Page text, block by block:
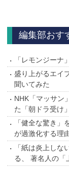
編集部おす
「レモンジー
盛り上がるエイ
聞いてみた
NHK「マッサン
た「朝ドラ受け
「健全な驚き」
が過激化する理
「紙は炎上し
る、 著名人の「